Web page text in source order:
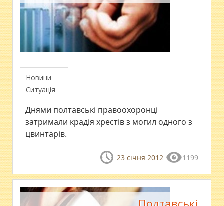
Новини
Ситуація
Днями полтавські правоохоронці
затримали крадія хрестів з могил одного з
цвинтарів.
23 січня 2012 1199